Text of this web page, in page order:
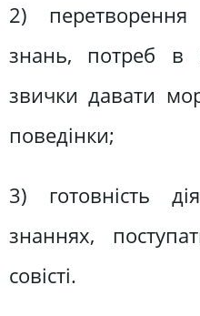
2) перетворення
знань, потреб в
звички давати
поведінки;
3) готовність
знаннях,
совісті.